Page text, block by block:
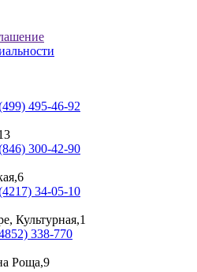
495-46-92
300-42-90
34-05-10
Культурная,1
338-770
Роща,9